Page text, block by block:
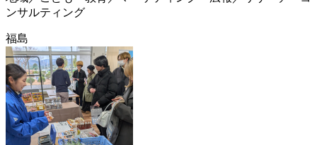
ンサルティング
福島